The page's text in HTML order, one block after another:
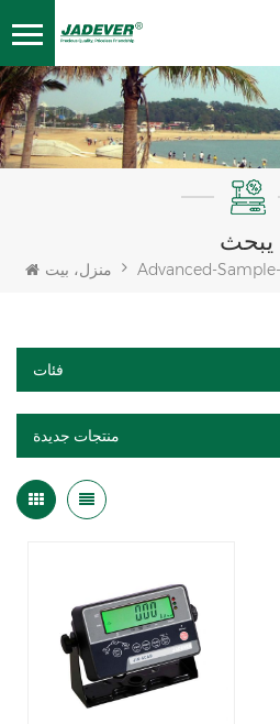
يبحث
منزل، بيت
فئات
منتجات جديدة